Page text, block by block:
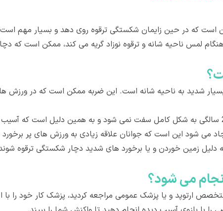
است که در حین زایمان شکستگی ترقوه روی دهد و بسیار مهم
لمس ناحیه شانه و ترقوه نوزاد گریه می کند، ممکن است که
شدید به ناحیه شانه است. این ضربه ممکن است که در ورزش
جالب است که بدانید استخوان ترقوه تا حدود سن 20 سالگی به شکل کامل سفت نمی شود و به
می شود این است که جوانان علاقه زیادی به ورزش های پر برخورد
زمین خوردن و یا برخورد های شدید دچار شکستگی ترقوه
می شود؟
ارتوپد و یا پزشک عمومی مراجعه کردید، پزشک کار خود را با